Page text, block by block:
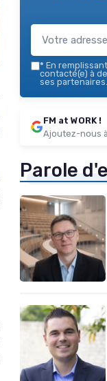
* En
contacté(e) à
ses partenaires.
FM at WORK !
Ajoutez-nous
Parole